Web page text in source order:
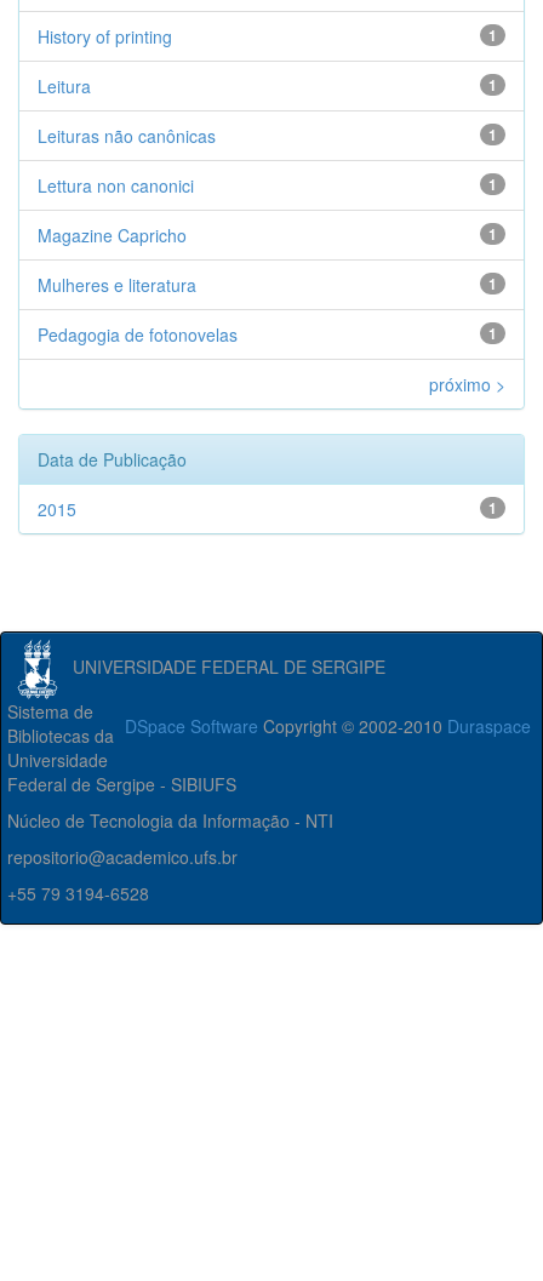
1
History of printing
1
Leitura
1
Leituras não canônicas
1
Lettura non canonici
1
Magazine Capricho
1
Mulheres e literatura
1
Pedagogia de fotonovelas
próximo >
Data de Publicação
1
2015
UNIVERSIDADE FEDERAL DE SERGIPE
DSpace Software Copyright © 2002-2010 Duraspace
Sistema de
Bibliotecas da
Universidade
Federal de Sergipe - SIBIUFS
Núcleo de Tecnologia da Informação - NTI
repositorio@academico.ufs.br
+55 79 3194-6528